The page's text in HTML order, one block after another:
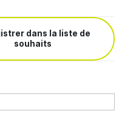
dans la liste de
souhaits